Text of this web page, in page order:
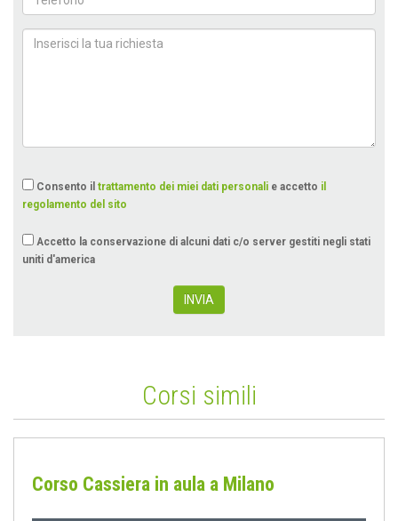
Consento il trattamento dei miei dati personali e accetto il
regolamento del sito
Accetto la conservazione di alcuni dati c/o server gestiti negli stati
uniti d'america
INVIA
Corsi simili
Corso Cassiera in aula a Milano